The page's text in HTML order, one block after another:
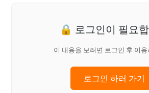
🔒 로그인이 필요
이 내용을 보려면 로그인 후 이
로그인 하러 가기